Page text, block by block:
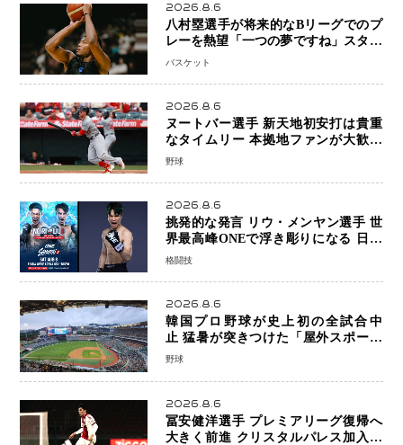
2026.8.6
八村塁選手が将来的なBリーグでのプ
レーを熱望「一つの夢ですね」スター
帰還がリーグ価値を押し上げる可能性
バスケット
2026.8.6
ヌートバー選手 新天地初安打は貴重
なタイムリー 本拠地ファンが大歓声
笑顔で歓喜
野球
2026.8.6
挑発的な発言 リウ・メンヤン選手 世
界最高峰ONEで浮き彫りになる 日本
キックボクシングが直面する“技術
格闘技
2026.8.6
韓国プロ野球が史上初の全試合中
止 猛暑が突きつけた「屋外スポーツ
の限界」 日本発のドーム型施設時代
野球
2026.8.6
冨安健洋選手 プレミアリーグ復帰へ
大きく前進 クリスタルパレス加入目